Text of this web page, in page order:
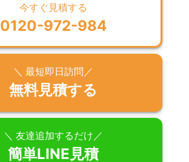
今すぐ見積する
0120-972-984
＼ 最短即日訪問／
無料見積する
＼ 友達追加するだけ／
簡単LINE見積